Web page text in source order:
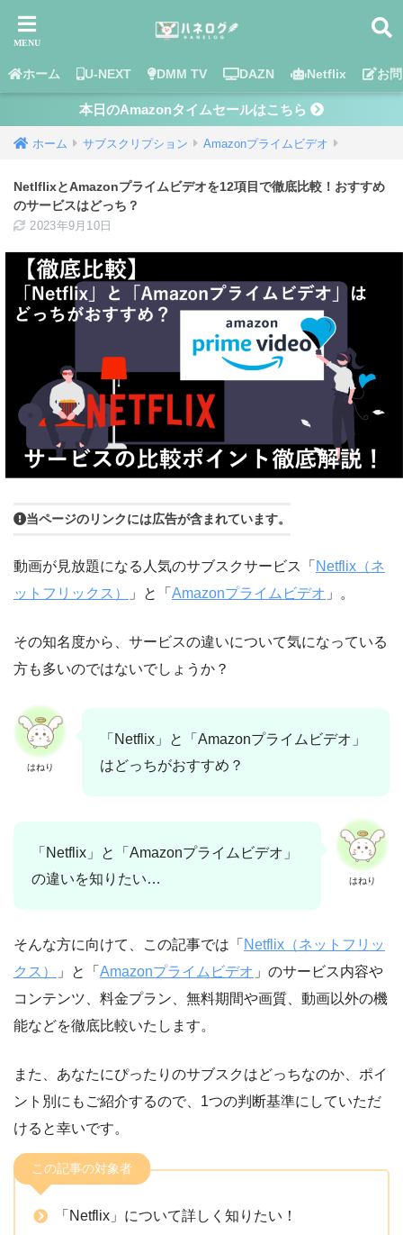
ホーム U-NEXT DMM TV DAZN Netflix お
本日のAmazonタイムセールはこちら
ホーム サブスクリプション Amazonプライムビデオ
NetlflixとAmazonプライムビデオを12項目で徹底比較！おすすめ
のサービスはどっち？
2023年9月10日
当ページのリンクには広告が含まれています。
動画が見放題になる人気のサブスクサービス「 Netflix（ネ
ットフリックス）
」と「 Amazonプライムビデオ 」。
その知名度から、サービスの違いについて気になっている
方も多いのではないでしょうか？
はねり
「Netflix」と「Amazonプライムビデオ」
はどっちがおすすめ？
はねり
「Netflix」と「Amazonプライムビデオ」
の違いを知りたい…
そんな方に向けて、この記事では「 Netflix（ネットフリッ
クス）
」と「 Amazonプライムビデオ 」のサービス内容や
コンテンツ、料金プラン、無料期間や画質、動画以外の機
能などを徹底比較いたします。
また、あなたにぴったりのサブスクはどっちなのか、ポイ
ント別にもご紹介するので、1つの判断基準にしていただ
けると幸いです。
この記事の対象者
「Netflix」について詳しく知りたい！